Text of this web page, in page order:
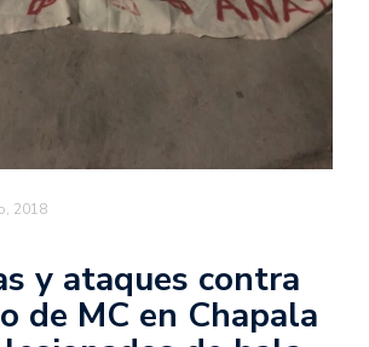
2018
y ataques contra
de MC en Chapala